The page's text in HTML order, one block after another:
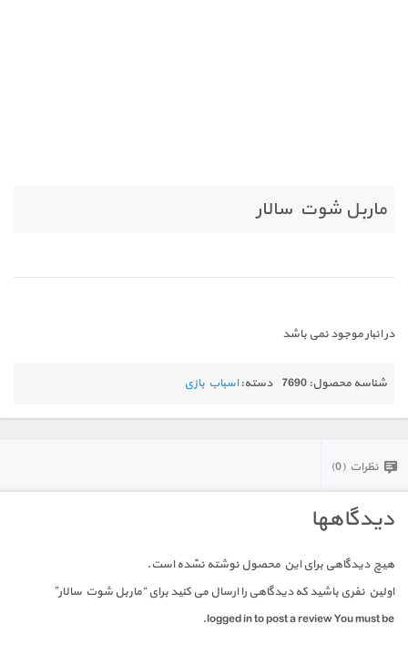
ماربل شوت سالار
در انبار موجود نمی باشد
شناسه محصول: 7690 دسته:اسباب بازی
نظرات (0)
دیدگاهها
هیچ دیدگاهی برای این محصول نوشته نشده است.
اولین نفری باشید که دیدگاهی را ارسال می کنید برای “ماربل شوت سالار”
You must be
logged in to post a review.